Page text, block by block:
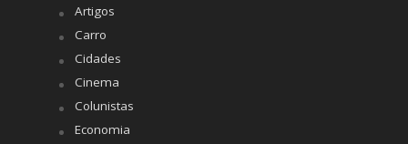
Artigos
Carro
Cidades
Cinema
Colunistas
Economia